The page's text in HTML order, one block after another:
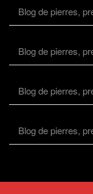
Blog de pierres,
Blog de pierres,
Blog de pierres,
Blog de pierres,